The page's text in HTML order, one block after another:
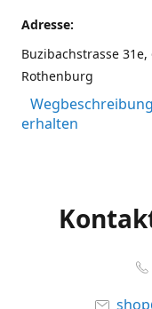
Adresse:
Buzibachstrasse 31e,
Rothenburg
Wegbeschreibung
erhalten